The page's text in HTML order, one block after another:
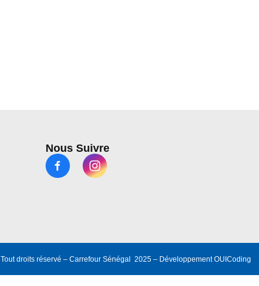
Nous Suivre
Tout droits réservé – Carrefour Sénégal 2025 – DéveloppementOUICoding